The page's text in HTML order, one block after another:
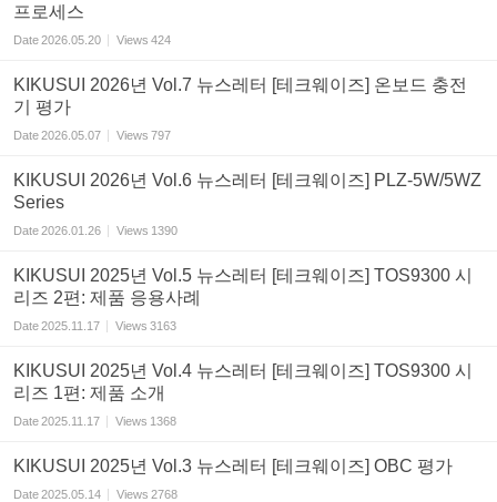
프로세스
Date2026.05.20 Views 424
KIKUSUI 2026년 Vol.7 뉴스레터 [테크웨이즈] 온보드 충전
기 평가
Date2026.05.07 Views 797
KIKUSUI 2026년 Vol.6 뉴스레터 [테크웨이즈] PLZ-5W/5WZ
Series
Date2026.01.26 Views 1390
KIKUSUI 2025년 Vol.5 뉴스레터 [테크웨이즈] TOS9300 시
리즈 2편: 제품 응용사례
Date2025.11.17 Views 3163
KIKUSUI 2025년 Vol.4 뉴스레터 [테크웨이즈] TOS9300 시
리즈 1편: 제품 소개
Date2025.11.17 Views 1368
KIKUSUI 2025년 Vol.3 뉴스레터 [테크웨이즈] OBC 평가
Date2025.05.14 Views 2768